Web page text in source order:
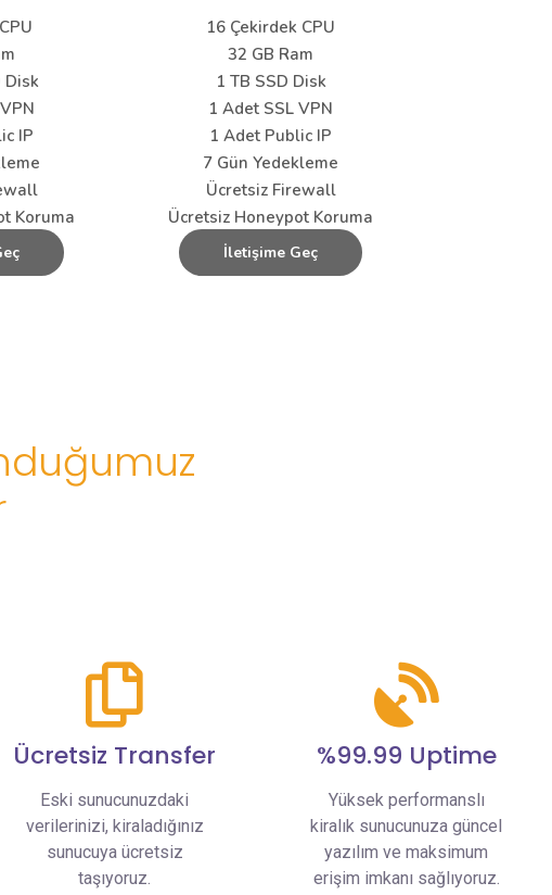
Disk
IP
Koruma
16 Çekirdek CPU
32 GB Ram
1 TB SSD Disk
1 Adet SSL VPN
1 Adet Public IP
7 Gün Yedekleme
Ücretsiz Firewall
Ücretsiz Honeypot Koruma
İletişime Geç
Ücretsiz Transfer
Eski sunucunuzdaki
verilerinizi, kiraladığınız
sunucuya ücretsiz
taşıyoruz.
%99.99 Uptime
Yüksek performanslı
kiralık sunucunuza güncel
yazılım ve maksimum
erişim imkanı sağlıyoruz.